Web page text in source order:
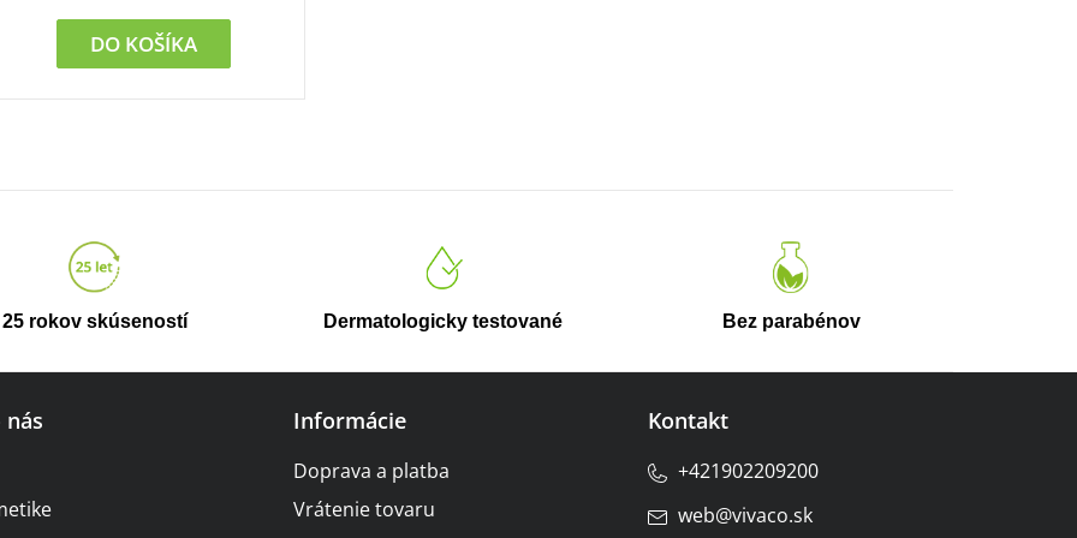
DO KOŠÍKA
a
i
25 rokov skúseností Dermatologicky testované Bez parabénov
nás Informácie
Doprava a platba
Vrátenie tovaru
Kontakt
web@vivaco.sk
+421902209200